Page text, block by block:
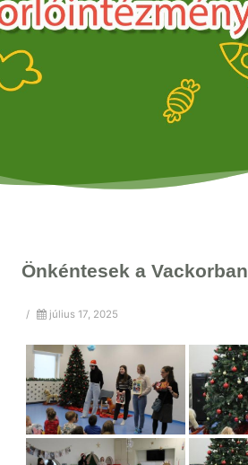
Önkéntesek a Vackorban
/ július 17, 2025